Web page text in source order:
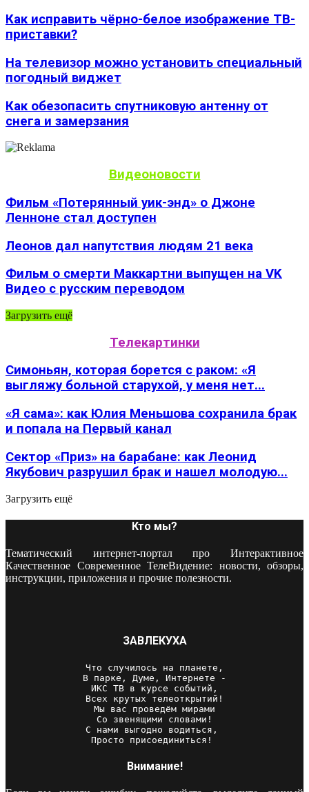
Как исправить чёрно-белое изображение ТВ-
приставки?
На телевизор можно установить специальный
погодный виджет
Как обезопасить спутниковую антенну от
снега и замерзания
Видеоновости
Фильм «Потерянный уик-энд» о Джоне
Ленноне стал доступен
Леонов дал напутствия людям 21 века
Фильм о смерти Маккартни выпущен на VK
Видео с русским переводом
Загрузить ещё
Телекартинки
Симоньян, которая борется с раком: «Я
выгляжу больной старухой, у меня нет...
«Я сама»: как Юлия Меньшова сохранила брак
и попала на Первый канал
Сектор «Приз» на барабане: как Леонид
Якубович разрушил брак и нашел молодую...
Загрузить ещё
Кто мы?
Тематический интернет-портал про Интерактивное
Качественное Современное ТелеВидение: новости, обзоры,
инструкции, приложения и прочие полезности.
ЗАВЛЕКУХА
Что случилось на планете,
В парке, Думе, Интернете -
ИКС ТВ в курсе событий,
Всех крутых телеоткрытий!
Мы вас проведём мирами
Со звенящими словами!
С нами выгодно водиться,
Просто присоединиться!
Внимание!